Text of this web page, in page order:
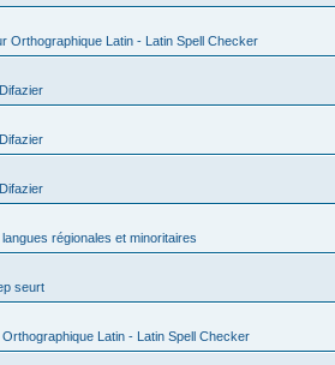
Orthographique Latin - Latin Spell Checker
régionales et minoritaires
seurt
Latin - Latin Spell Checker